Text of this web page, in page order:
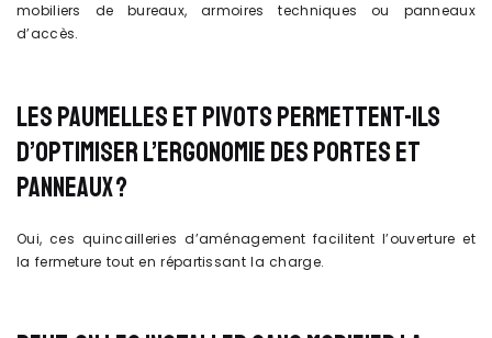
mobiliers de bureaux, armoires techniques ou panneaux
d’accès.
LES PAUMELLES ET PIVOTS PERMETTENT-ILS
D’OPTIMISER L’ERGONOMIE DES PORTES ET
PANNEAUX ?
Oui, ces quincailleries d’aménagement facilitent l’ouverture et
la fermeture tout en répartissant la charge.